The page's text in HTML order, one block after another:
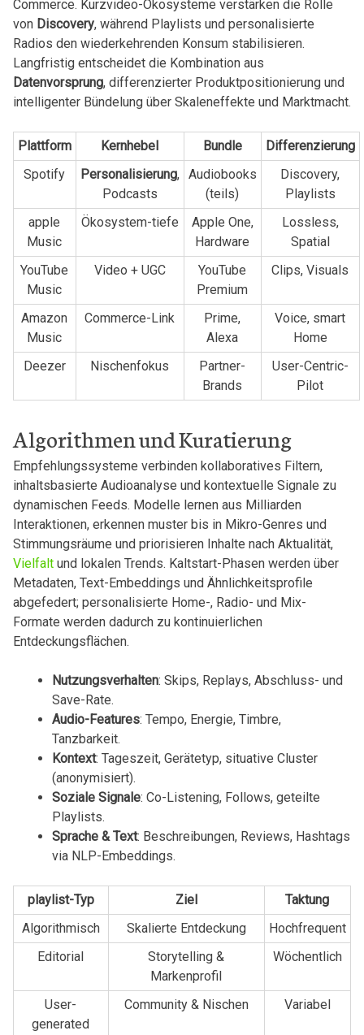
Commerce. Kurzvideo-Ökosysteme verstärken die‍ Rolle
von Discovery, während Playlists und⁤ personalisierte
‍Radios den ‍wiederkehrenden Konsum stabilisieren.⁢
Langfristig ​entscheidet die ⁣Kombination⁢ aus
Datenvorsprung, ⁣differenzierter Produktpositionierung und
⁢intelligenter ⁢Bündelung‌ über Skaleneffekte und Marktmacht.
Plattform Kernhebel Bundle
Differenzierung
Spotify
Personalisierung,
Podcasts
Audiobooks‌
(teils)
Discovery,⁢
Playlists
apple
Music
Ökosystem-tiefe
Apple One,
Hardware
Lossless,⁢
Spatial
YouTube
Music
Video⁣ + UGC
YouTube
⁢Premium
Clips, Visuals
Amazon
Music
Commerce-Link
Prime,
Alexa
Voice, smart
Home
Deezer
Nischenfokus
Partner-
Brands
User-Centric-
Pilot
Algorithmen und ​Kuratierung
Empfehlungssysteme⁢ verbinden ⁢kollaboratives Filtern,
inhaltsbasierte ⁤Audioanalyse und kontextuelle Signale zu
dynamischen ‌Feeds. Modelle⁤ lernen aus Milliarden⁢
Interaktionen, erkennen⁢ muster‌ bis in Mikro-Genres und
Stimmungsräume und priorisieren Inhalte ‍nach Aktualität,
⁢Vielfaltund ‌lokalen Trends.​ Kaltstart-Phasen werden ⁤über
Metadaten, Text-Embeddings und Ähnlichkeitsprofile
abgefedert; personalisierte​ Home-, Radio- und Mix-
Formate‌ werden ‌dadurch⁣ zu kontinuierlichen
Entdeckungsflächen.
Nutzungsverhalten: Skips, Replays, Abschluss-⁢ und
Save-Rate.
Audio-Features: Tempo, Energie,‌ Timbre,‌
Tanzbarkeit.
Kontext: Tageszeit, Gerätetyp, situative ​Cluster⁢
(anonymisiert).
Soziale⁣ Signale: Co-Listening, ⁢Follows,⁢ geteilte
Playlists.
Sprache & Text: Beschreibungen, Reviews,⁢ Hashtags
​via NLP-Embeddings.
playlist-Typ Ziel
Taktung
Algorithmisch
Skalierte Entdeckung
Hochfrequent
Editorial
Storytelling‍ &
Markenprofil
Wöchentlich
User-
generated
Community & Nischen Variabel